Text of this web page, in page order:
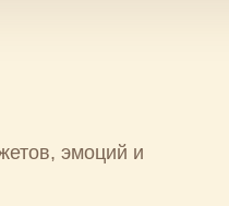
эмоций и